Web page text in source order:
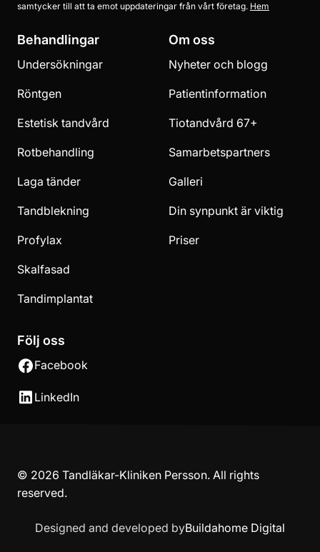
samtycker till att ta emot uppdateringar från vårt företag. Hem
Behandlingar
Undersökningar
Röntgen
Estetisk tandvård
Rotbehandling
Laga tänder
Tandblekning
Profylax
Skalfasad
Tandimplantat
Om oss
Nyheter och blogg
Patientinformation
Tiotandvård 67+
Samarbetspartners
Galleri
Din synpunkt är viktig
Priser
Följ oss
Facebook
LinkedIn
© 2026 Tandläkar-Kliniken Persson. All rights
reserved.
Designed and developed byBuildahome Digital